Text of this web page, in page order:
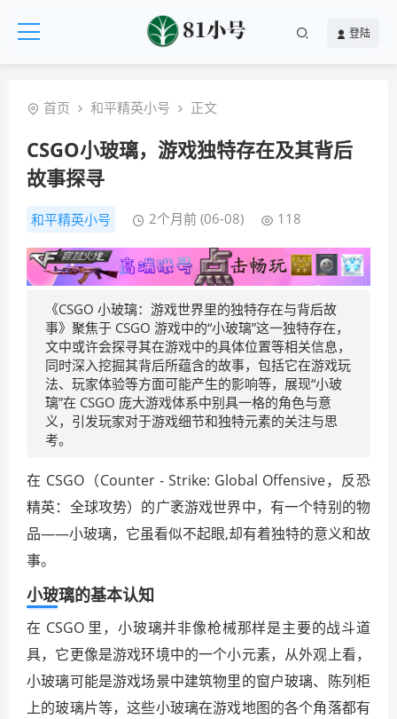
登陆
首页 和平精英小号 正文
CSGO小玻璃，游戏独特存在及其背后
故事探寻
和平精英小号 2个月前 (06-08) 118
《CSGO 小玻璃：游戏世界里的独特存在与背后故
事》聚焦于 CSGO 游戏中的“小玻璃”这一独特存在，
文中或许会探寻其在游戏中的具体位置等相关信息，
同时深入挖掘其背后所蕴含的故事，包括它在游戏玩
法、玩家体验等方面可能产生的影响等，展现“小玻
璃”在 CSGO 庞大游戏体系中别具一格的角色与意
义，引发玩家对于游戏细节和独特元素的关注与思
考。
在 CSGO（Counter - Strike: Global Offensive，反恐
精英：全球攻势）的广袤游戏世界中，有一个特别的物
品——小玻璃，它虽看似不起眼,却有着独特的意义和故
事。
小玻璃的基本认知
在 CSGO 里，小玻璃并非像枪械那样是主要的战斗道
具，它更像是游戏环境中的一个小元素，从外观上看，
小玻璃可能是游戏场景中建筑物里的窗户玻璃、陈列柜
上的玻璃片等，这些小玻璃在游戏地图的各个角落都有